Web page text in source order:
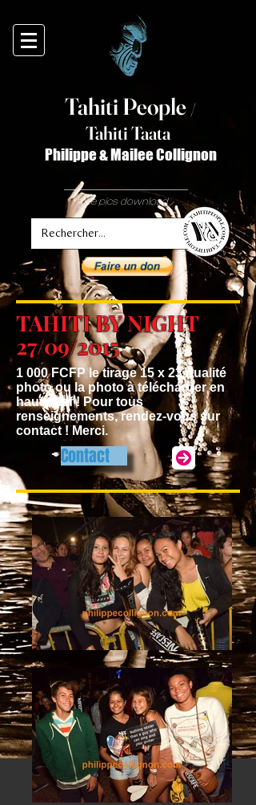
Tahiti People /
Tahiti Taata
Philippe & Mailee Collignon
free pics download
TAHITI BY NIGHT
27/09/2015
1 000 FCFP le tirage 15 x 23 qualité
photo ou la photo à télécharger en
haute def ! Pour tous
renseignements, rendez-vous sur
contact ! Merci.
Contact